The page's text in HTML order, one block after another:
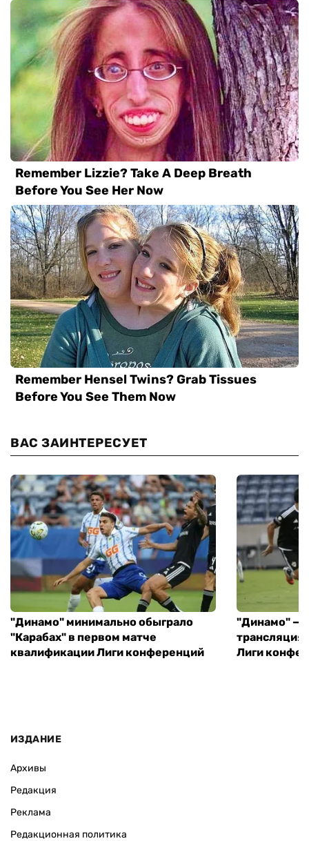
ВАС ЗАИНТЕРЕСУЕТ
"Динамо" минимально обыграло
"Карабах" в первом матче
квалификации Лиги конференций
"Динамо" —
трансляция
Лиги
ИЗДАНИЕ
Архивы
Редакция
Реклама
Редакционная политика